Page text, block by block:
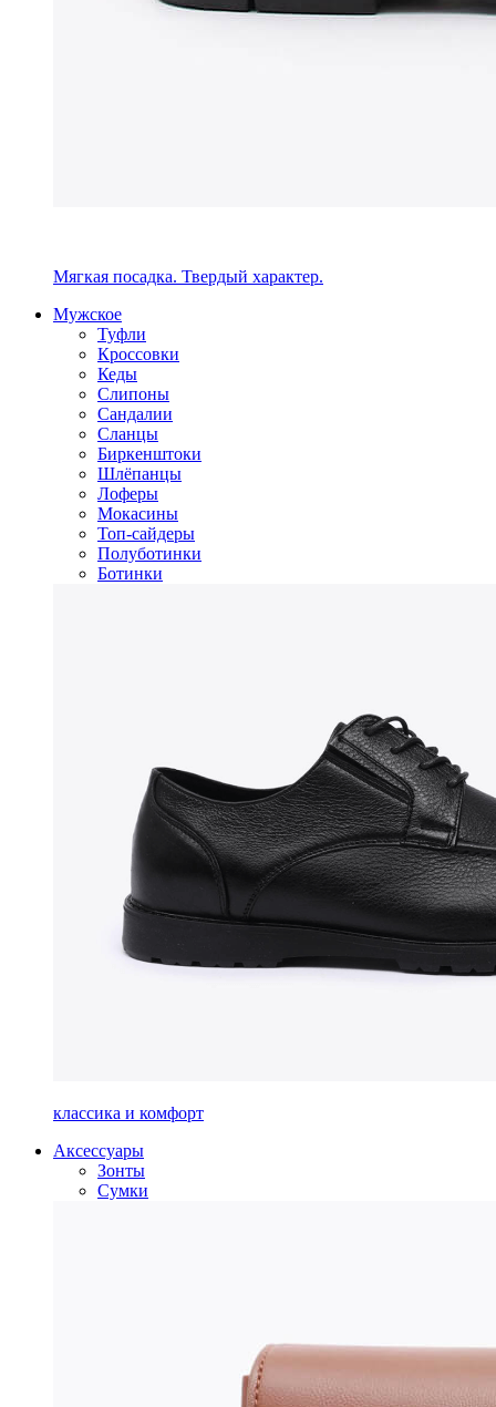
Мягкая посадка. Твердый характер.
Мужское
Туфли
Кроссовки
Кеды
Слипоны
Сандалии
Сланцы
Биркенштоки
Шлёпанцы
Лоферы
Мокасины
Топ-сайдеры
Полуботинки
Ботинки
классика и комфорт
Аксессуары
Зонты
Сумки